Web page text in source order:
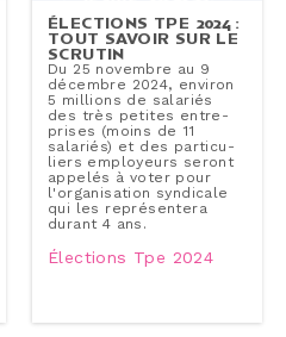
ÉLECTIONS TPE 2024 :
TOUT SAVOIR SUR LE
SCRUTIN
Du 25 novembre au 9
décembre 2024, environ
5 millions de salariés
des très petites en­tre­
prises (moins de 11
salariés) et des par­ti­cu­
liers em­ployeurs seront
appelés à voter pour
l'or­ga­ni­sa­tion syndicale
qui les re­pré­sen­te­ra
durant 4 ans.
Élections Tpe 2024